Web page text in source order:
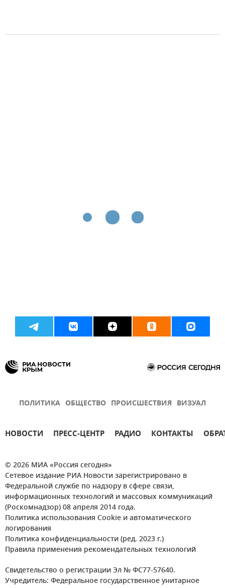
ПОЛИТИКА ОБЩЕСТВО ПРОИСШЕСТВИЯ ВИЗУАЛ
НОВОСТИ ПРЕСС-ЦЕНТР РАДИО КОНТАКТЫ
© 2026 МИА «Россия сегодня»
Сетевое издание РИА Новости зарегистрировано в
Федеральной службе по надзору в сфере связи,
информационных технологий и массовых коммуникаций
(Роскомнадзор) 08 апреля 2014 года.
Политика использования Cookie и автоматического
логирования
Политика конфиденциальности (ред. 2023 г.)
Правила применения рекомендательных технологий
Свидетельство о регистрации Эл № ФС77-57640.
Учредитель: Федеральное государственное унитарное